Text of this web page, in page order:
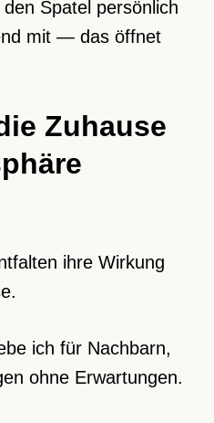
Spatel persönlich
mit — das öffnet
Zuhause
ihre Wirkung
ich für Nachbarn,
ohne Erwartungen.